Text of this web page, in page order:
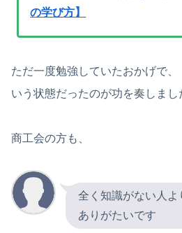
の学び方】
ただ一度勉強していたおかげで、
いう状態だったのが功を奏しまし
商工会の方も、
全く知識がない人
ありがたいです